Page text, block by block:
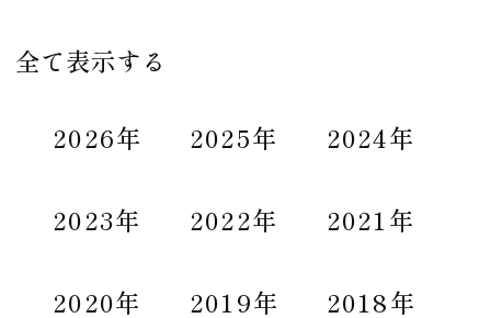
全て表示する
2026年 2025年 2024年
2023年 2022年 2021年
2020年 2019年 2018年